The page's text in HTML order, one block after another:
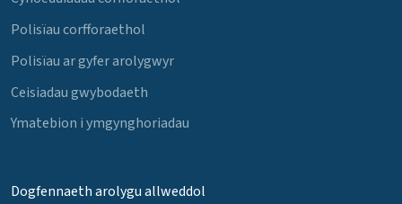
Polisïau corfforaethol
Polisïau ar gyfer arolygwyr
Ceisiadau gwybodaeth
Ymatebion i ymgynghoriadau
Dogfennaeth arolygu allweddol